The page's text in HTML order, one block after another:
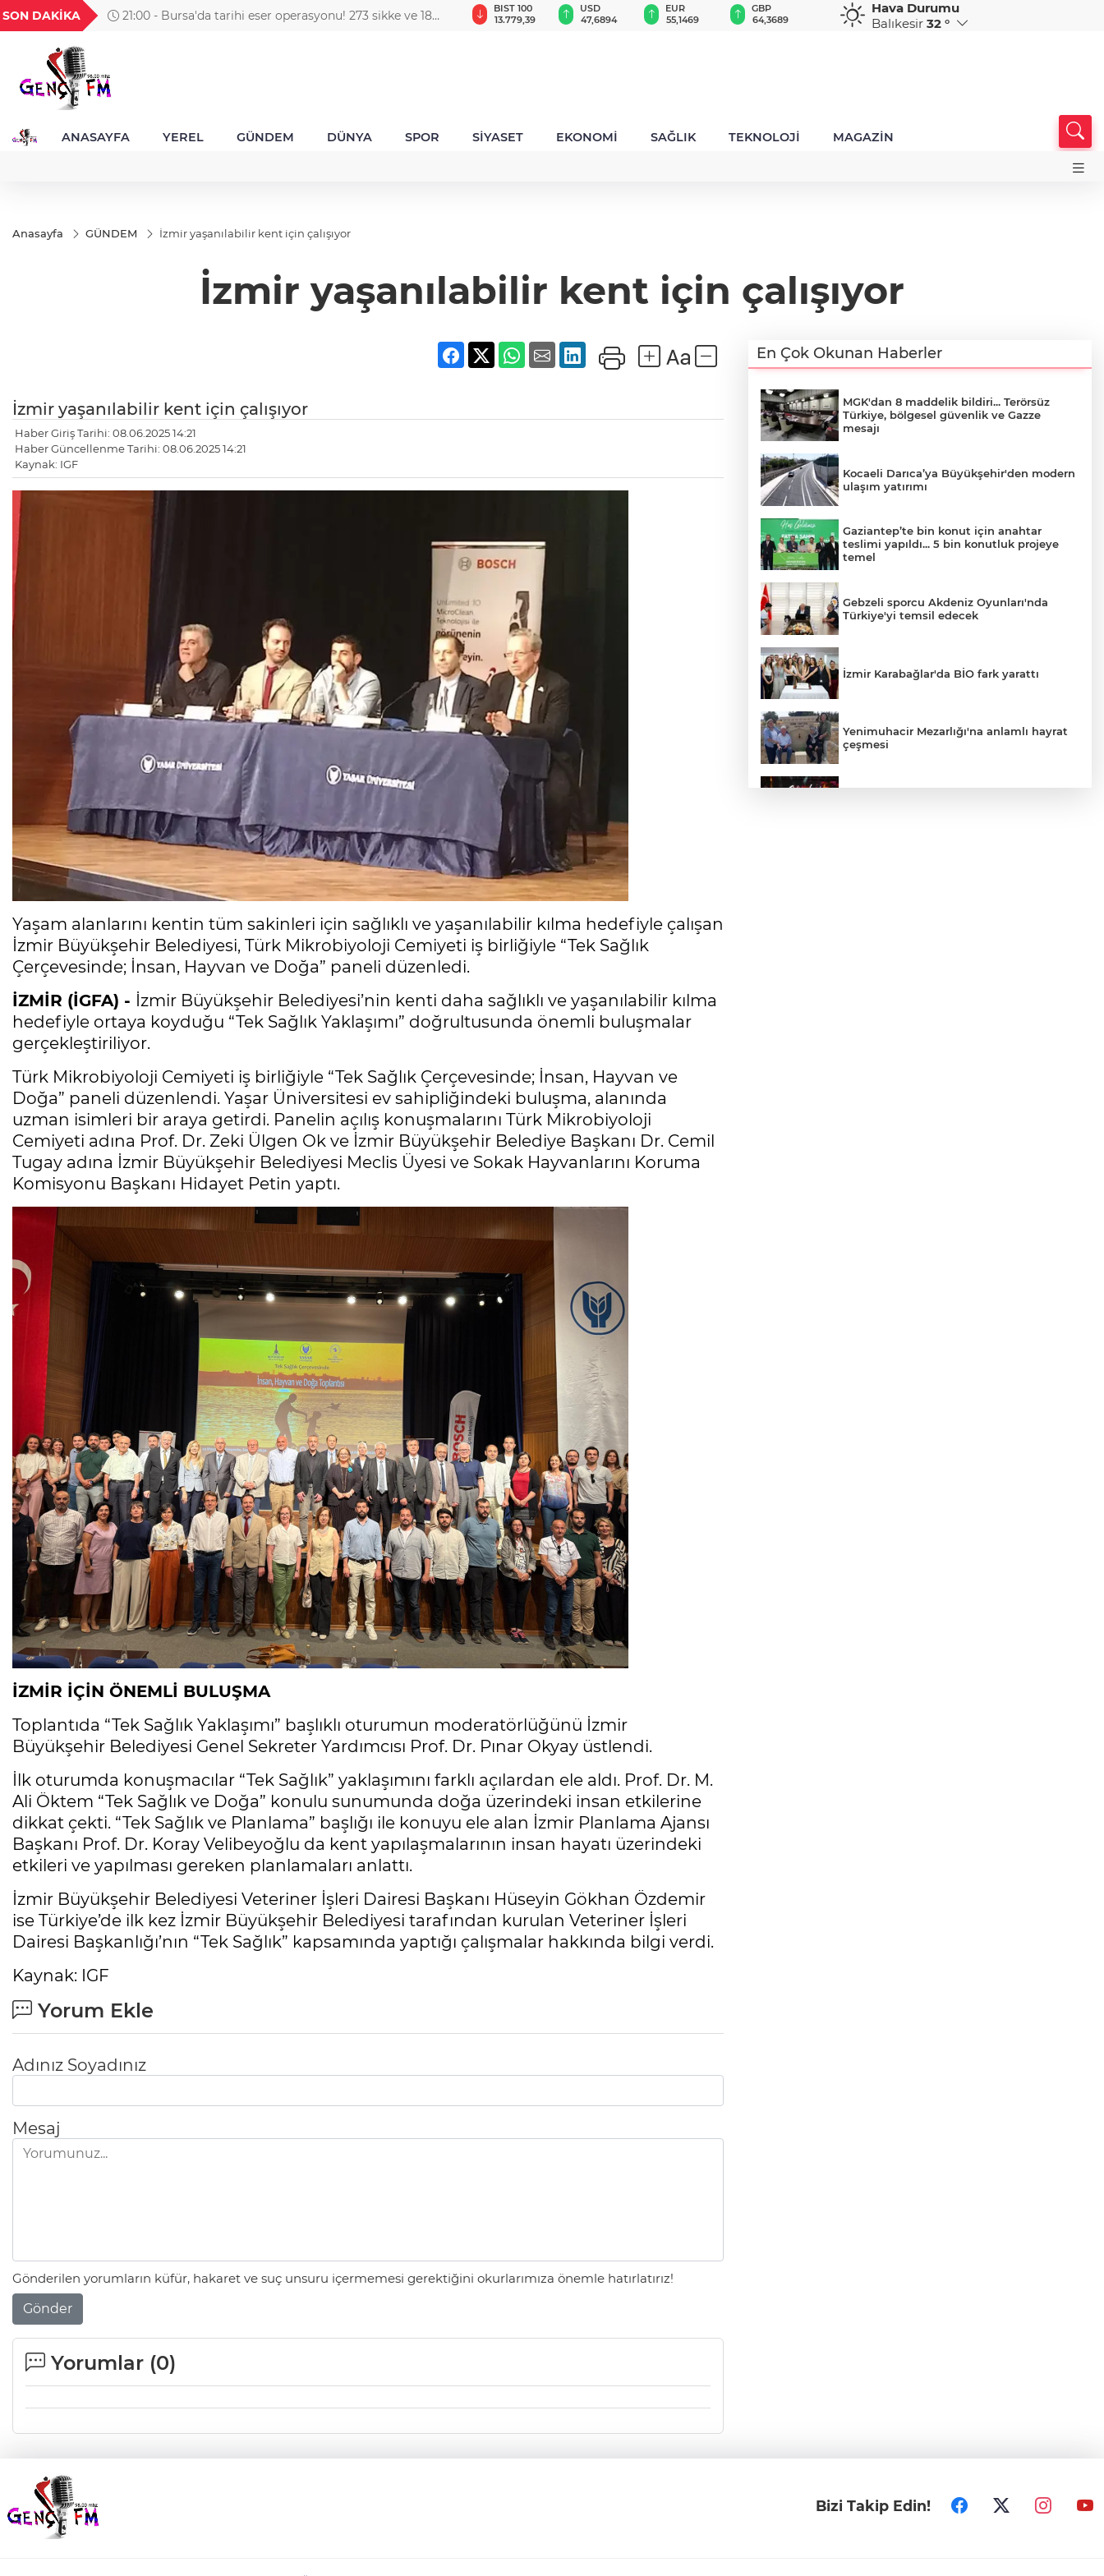
SON DAKİKA
21:00 - Bursa'da tarihi eser operasyonu! 273 sikke ve 18
18,2718
TND
16,3825
BGN
27,9743
VND
0,0018
GAU/TRY
6.655,23
BIST 100
13.779,39
USD
47,6894
EUR
55,1469
GBP
64,3689
CHF
59,0142
CAD
34,1909
Hava Durumu
Balıkesir 32 °
ANASAYFA YEREL GÜNDEM DÜNYA SPOR SİYASET EKONOMİ SAĞLIK TEKNOLOJİ MAGAZİN
Anasayfa GÜNDEM İzmir yaşanılabilir kent için çalışıyor
İzmir yaşanılabilir kent için çalışıyor
İzmir yaşanılabilir kent için çalışıyor
Haber Giriş Tarihi: 08.06.2025 14:21
Haber Güncellenme Tarihi: 08.06.2025 14:21
Kaynak: IGF
Yaşam alanlarını kentin tüm sakinleri için sağlıklı ve yaşanılabilir kılma hedefiyle çalışan
İzmir Büyükşehir Belediyesi, Türk Mikrobiyoloji Cemiyeti iş birliğiyle “Tek Sağlık
Çerçevesinde; İnsan, Hayvan ve Doğa” paneli düzenledi.
İZMİR (İGFA) - İzmir Büyükşehir Belediyesi’nin kenti daha sağlıklı ve yaşanılabilir kılma
hedefiyle ortaya koyduğu “Tek Sağlık Yaklaşımı” doğrultusunda önemli buluşmalar
gerçekleştiriliyor.
Türk Mikrobiyoloji Cemiyeti iş birliğiyle “Tek Sağlık Çerçevesinde; İnsan, Hayvan ve
Doğa” paneli düzenlendi. Yaşar Üniversitesi ev sahipliğindeki buluşma, alanında
uzman isimleri bir araya getirdi. Panelin açılış konuşmalarını Türk Mikrobiyoloji
Cemiyeti adına Prof. Dr. Zeki Ülgen Ok ve İzmir Büyükşehir Belediye Başkanı Dr. Cemil
Tugay adına İzmir Büyükşehir Belediyesi Meclis Üyesi ve Sokak Hayvanlarını Koruma
Komisyonu Başkanı Hidayet Petin yaptı.
İZMİR İÇİN ÖNEMLİ BULUŞMA
Toplantıda “Tek Sağlık Yaklaşımı” başlıklı oturumun moderatörlüğünü İzmir
Büyükşehir Belediyesi Genel Sekreter Yardımcısı Prof. Dr. Pınar Okyay üstlendi.
İlk oturumda konuşmacılar “Tek Sağlık” yaklaşımını farklı açılardan ele aldı. Prof. Dr. M.
Ali Öktem “Tek Sağlık ve Doğa” konulu sunumunda doğa üzerindeki insan etkilerine
dikkat çekti. “Tek Sağlık ve Planlama” başlığı ile konuyu ele alan İzmir Planlama Ajansı
Başkanı Prof. Dr. Koray Velibeyoğlu da kent yapılaşmalarının insan hayatı üzerindeki
etkileri ve yapılması gereken planlamaları anlattı.
İzmir Büyükşehir Belediyesi Veteriner İşleri Dairesi Başkanı Hüseyin Gökhan Özdemir
ise Türkiye’de ilk kez İzmir Büyükşehir Belediyesi tarafından kurulan Veteriner İşleri
Dairesi Başkanlığı’nın “Tek Sağlık” kapsamında yaptığı çalışmalar hakkında bilgi verdi.
Kaynak: IGF
Yorum Ekle
Adınız Soyadınız
Mesaj
Gönderilen yorumların küfür, hakaret ve suç unsuru içermemesi gerektiğini okurlarımıza önemle hatırlatırız!
Gönder
Yorumlar (0)
En Çok Okunan Haberler
MGK'dan 8 maddelik bildiri... Terörsüz
Türkiye, bölgesel güvenlik ve Gazze
mesajı
Kocaeli Darıca’ya Büyükşehir'den modern
ulaşım yatırımı
Gaziantep’te bin konut için anahtar
teslimi yapıldı... 5 bin konutluk projeye
temel
Gebzeli sporcu Akdeniz Oyunları'nda
Türkiye'yi temsil edecek
İzmir Karabağlar'da BİO fark yarattı
Yenimuhacir Mezarlığı'na anlamlı hayrat
çeşmesi
Bizi Takip Edin!